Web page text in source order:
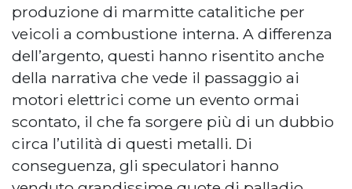
produzione di marmitte catalitiche per
veicoli a combustione interna. A differenza
dell’argento, questi hanno risentito anche
della narrativa che vede il passaggio ai
motori elettrici come un evento ormai
scontato, il che fa sorgere più di un dubbio
circa l’utilità di questi metalli. Di
conseguenza, gli speculatori hanno